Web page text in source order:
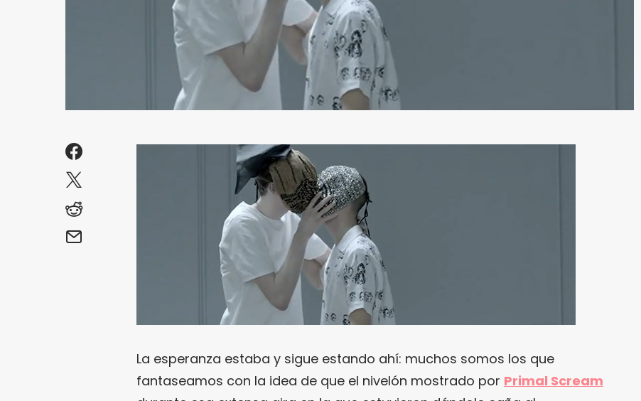
La esperanza estaba y sigue estando ahí: muchos somos los que
fantaseamos con la idea de que el nivelón mostrado por Primal Scream